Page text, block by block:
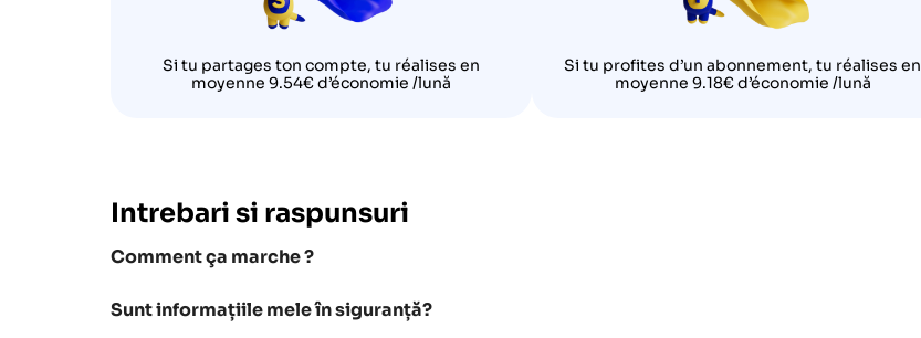
Si tu partages ton compte, tu réalises en
moyenne 9.54€ d’économie /lună
Si tu profites d’un abonnement, tu réalises en
moyenne 9.18€ d’économie /lună
Intrebari si raspunsuri
Comment ça marche ?
Sunt informațiile mele în siguranță?